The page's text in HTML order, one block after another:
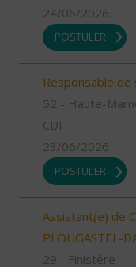
24/06/2026
POSTULER
Responsable
52 - Haute-
CDI
23/06/2026
POSTULER
Assistant(e) de
PLOUGASTEL-
29 - Finistère